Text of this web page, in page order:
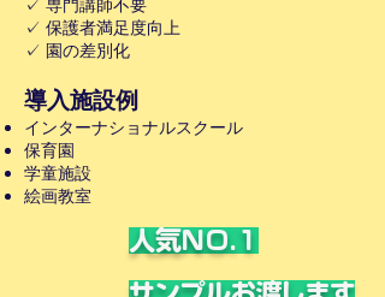
✓ 専門講師不要
✓ 保護者満足度向上
✓ 園の差別化
導入施設例
インターナショナルスクール
​保育園
学童施設
絵画教室
​人気NO.1